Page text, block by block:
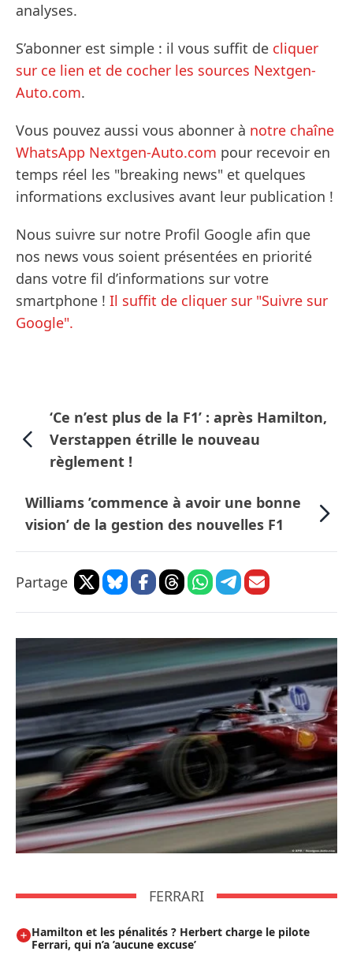
analyses.
S’abonner est simple : il vous suffit de cliquer
sur ce lien et de cocher les sources Nextgen-
Auto.com.
Vous pouvez aussi vous abonner à notre chaîne
WhatsApp Nextgen-Auto.com pour recevoir en
temps réel les "breaking news" et quelques
informations exclusives avant leur publication !
Nous suivre sur notre Profil Google afin que
nos news vous soient présentées en priorité
dans votre fil d’informations sur votre
smartphone ! Il suffit de cliquer sur "Suivre sur
Google".
‘Ce n’est plus de la F1’ : après Hamilton,
Verstappen étrille le nouveau
règlement !
Williams ’commence à avoir une bonne
vision’ de la gestion des nouvelles F1
Partage
FERRARI
Hamilton et les pénalités ? Herbert charge le pilote
Ferrari, qui n’a ’aucune excuse’